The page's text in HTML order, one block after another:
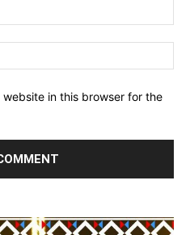
in this browser for the